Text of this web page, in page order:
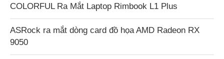
COLORFUL Ra Mắt Laptop Rimbook L1 Plus
ASRock ra mắt dòng card đồ họa AMD Radeon RX
9050